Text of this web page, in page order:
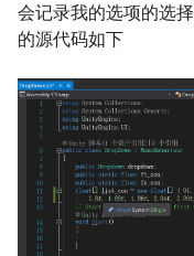
会记录我的选项的选
的源代码如下